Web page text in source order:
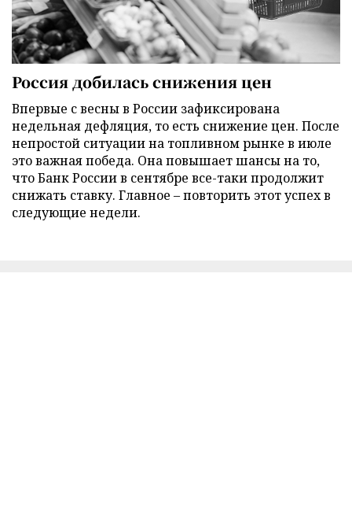
Россия добилась снижения цен
Впервые с весны в России зафиксирована
недельная дефляция, то есть снижение цен. После
непростой ситуации на топливном рынке в июле
это важная победа. Она повышает шансы на то,
что Банк России в сентябре все-таки продолжит
снижать ставку. Главное – повторить этот успех в
следующие недели.